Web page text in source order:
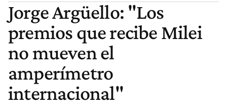
Cultura
Arte
Educación
Internacional
Clima
Deportes
CARAS
Exitoina
Turismo
Videos
Córdoba
Business
Noticias
Exitoina
Gaming
Diario del Juicio
Jorge Argüello: "Los
premios que recibe Milei
no mueven el
amperímetro
internacional"